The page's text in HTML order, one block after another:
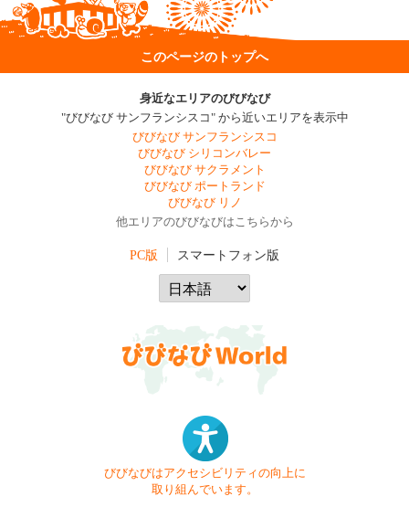
このページのトップへ
身近なエリアのびびなび
"びびなび サンフランシスコ" から近いエリアを表示中
びびなび サンフランシスコ
びびなび シリコンバレー
びびなび サクラメント
びびなび ポートランド
びびなび リノ
他エリアのびびなびはこちらから
PC版 スマートフォン版
びびなびはアクセシビリティの向上に
取り組んでいます。